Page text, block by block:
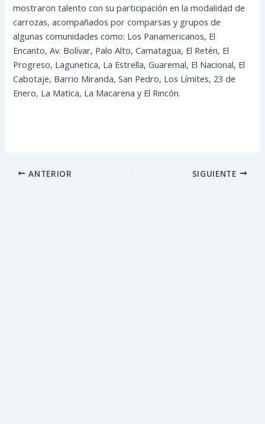
mostraron talento con su participación en la modalidad de
carrozas, acompañados por comparsas y grupos de
algunas comunidades como: Los Panamericanos, El
Encanto, Av. Bolívar, Palo Alto, Camatagua, El Retén, El
Progreso, Lagunetica, La Estrella, Guaremal, El Nacional, El
Cabotaje, Barrio Miranda, San Pedro, Los Límites, 23 de
Enero, La Matica, La Macarena y El Rincón.
ANTERIOR SIGUIENTE